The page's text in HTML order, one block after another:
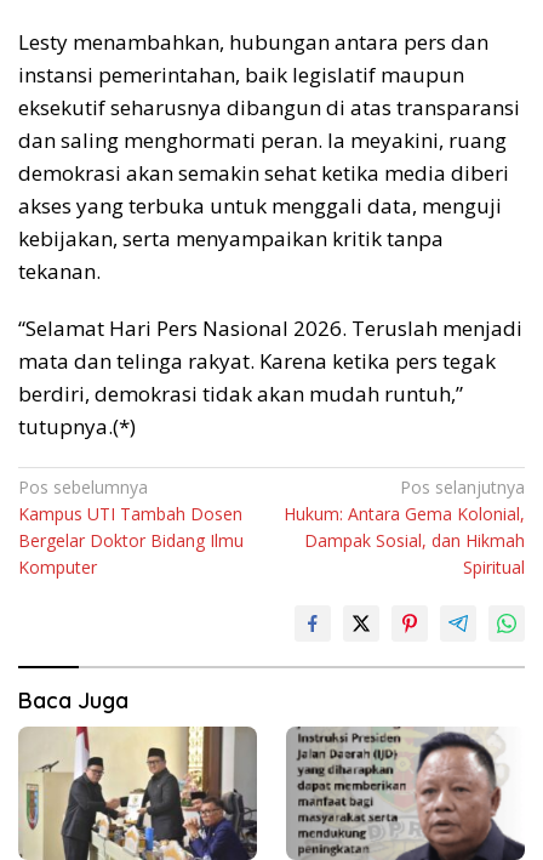
Lesty menambahkan, hubungan antara pers dan
instansi pemerintahan, baik legislatif maupun
eksekutif seharusnya dibangun di atas transparansi
dan saling menghormati peran. Ia meyakini, ruang
demokrasi akan semakin sehat ketika media diberi
akses yang terbuka untuk menggali data, menguji
kebijakan, serta menyampaikan kritik tanpa
tekanan.
“Selamat Hari Pers Nasional 2026. Teruslah menjadi
mata dan telinga rakyat. Karena ketika pers tegak
berdiri, demokrasi tidak akan mudah runtuh,”
tutupnya.(*)
Navigasi
pos
Pos sebelumnya
Kampus UTI Tambah Dosen
Bergelar Doktor Bidang Ilmu
Komputer
Pos selanjutnya
Hukum: Antara Gema Kolonial,
Dampak Sosial, dan Hikmah
Spiritual
Baca Juga